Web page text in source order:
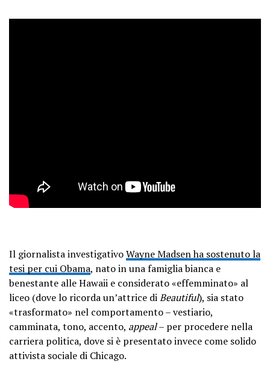
Il giornalista investigativoWayne Madsen ha sostenuto la
tesi per cui Obama, nato in una famiglia bianca e
benestante alle Hawaii e considerato «effemminato» al
liceo (dove lo ricorda un’attrice diBeautiful), sia stato
«trasformato» nel comportamento – vestiario,
camminata, tono, accento, appeal– per procedere nella
carriera politica, dove si è presentato invece come solido
attivista sociale di Chicago.